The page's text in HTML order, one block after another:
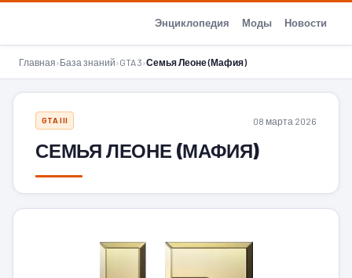
Энциклопедия Моды Новости
Главная›База знаний›GTA 3›Семья Леоне (Мафия)
GTA III 08 марта 2026
СЕМЬЯ ЛЕОНЕ (МАФИЯ)